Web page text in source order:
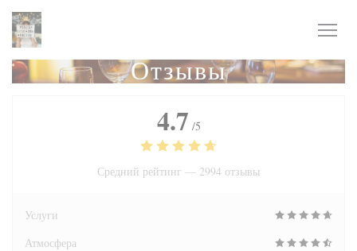
Панель управления cookies
Отзывы
4.7 /5
Средний рейтинг — 2994 отзывы
Услуги
Атмосфера